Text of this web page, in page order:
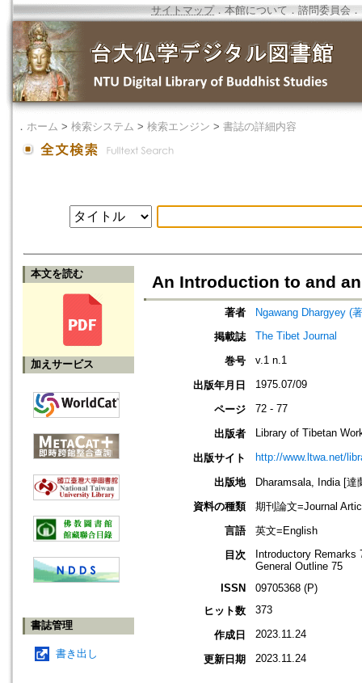
サイトマップ．本館について ． 諮問委員会 ．
． ホーム > 検索システム > 検索エンジン > 書誌の詳細内容
本文を読む
加えサービス
書誌管理
書き出し
An Introduction to and
著者
Ngawang Dhargyey (
掲載誌
The Tibet Journal
巻号 v.1 n.1
出版年月日 1975.07/09
ページ 72 - 77
出版者 Library of Tibetan
出版サイト http://www.ltwa.net/
出版地
Dharamsala, India [達
資料の種類
期刊論文=Journal
言語
英文=English
目次
Introductory Remarks
General Outline 75
ISSN
09705368 (P)
ヒット数
373
作成日 2023.11.24
更新日期 2023.11.24